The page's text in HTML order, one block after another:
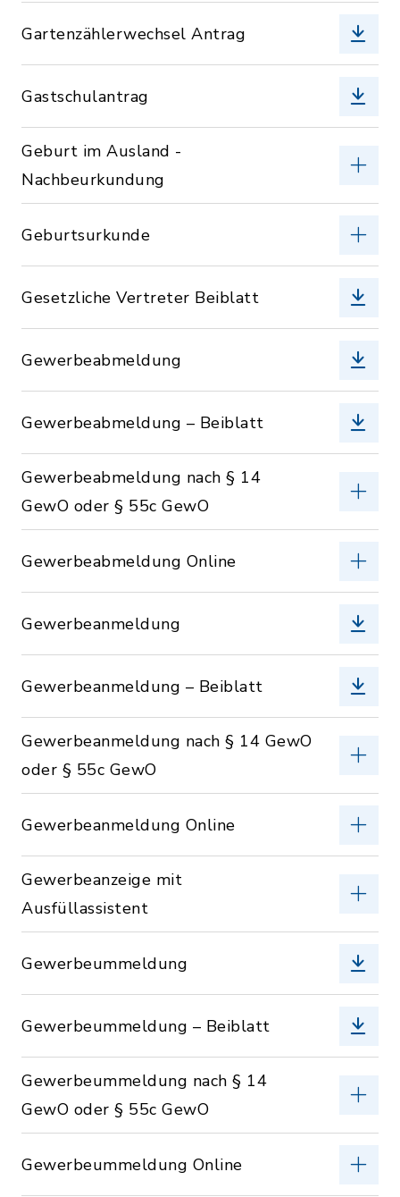
Gartenzählerwechsel Antrag
Gastschulantrag
Geburt im Ausland -
Nachbeurkundung
Geburtsurkunde
Gesetzliche Vertreter Beiblatt
Gewerbeabmeldung
Gewerbeabmeldung – Beiblatt
Gewerbeabmeldung nach § 14
GewO oder § 55c GewO
Gewerbeabmeldung Online
Gewerbeanmeldung
Gewerbeanmeldung – Beiblatt
Gewerbeanmeldung nach § 14 GewO
oder § 55c GewO
Gewerbeanmeldung Online
Gewerbeanzeige mit
Ausfüllassistent
Gewerbeummeldung
Gewerbeummeldung – Beiblatt
Gewerbeummeldung nach § 14
GewO oder § 55c GewO
Gewerbeummeldung Online